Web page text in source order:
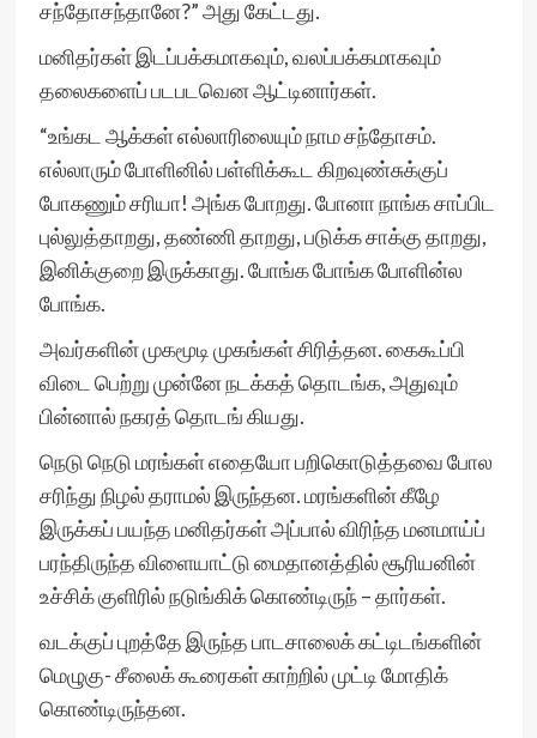
சந்தோசந்தானே?” அது கேட்டது.
மனிதர்கள் இடப்பக்கமாகவும், வலப்பக்கமாகவும்
தலைகளைப் படபடவென ஆட்டினார்கள்.
“உங்கட ஆக்கள் எல்லாரிலையும் நாம சந்தோசம்.
எல்லாரும் போளினில் பள்ளிக்கூட கிறவுண்சுக்குப்
போகணும் சரியா! அங்க போறது. போனா நாங்க சாப்பிட
புல்லுத்தாறது, தண்ணி தாறது, படுக்க சாக்கு தாறது,
இனிக்குறை இருக்காது. போங்க போங்க போளின்ல
போங்க.
அவர்களின் முகமூடி முகங்கள் சிரித்தன. கைகூப்பி
விடை பெற்று முன்னே நடக்கத் தொடங்க, அதுவும்
பின்னால் நகரத் தொடங் கியது.
நெடு நெடு மரங்கள் எதையோ பறிகொடுத்தவை போல
சரிந்து நிழல் தராமல் இருந்தன. மரங்களின் கீழே
இருக்கப் பயந்த மனிதர்கள் அப்பால் விரிந்த மனமாய்ப்
பரந்திருந்த விளையாட்டு மைதானத்தில் சூரியனின்
உச்சிக் குளிரில் நடுங்கிக் கொண்டிருந் – தார்கள்.
வடக்குப் புறத்தே இருந்த பாடசாலைக் கட்டிடங்களின்
மெழுகு- சீலைக் கூரைகள் காற்றில் முட்டி மோதிக்
கொண்டிருந்தன.